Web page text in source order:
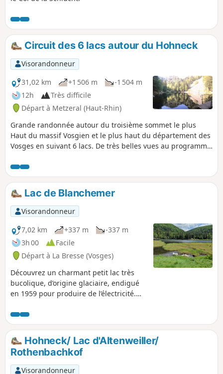
Circuit des 6 lacs autour du Hohneck
Visorandonneur
31,02 km
+1 506 m
-1 504 m
12h
Très difficile
Départ à Metzeral (Haut-Rhin)
Grande randonnée autour du troisième sommet le plus
Haut du massif Vosgien et le plus haut du département des
Vosges en suivant 6 lacs. De très belles vues au programme
clairière, alpage...). Randonnée très difficile réservée à un
public averti (longueur, durée et grand dénivelé). À ne pas
faire en hiver, privilégier fin de printemps, été et début
d'automne.
Lac de Blanchemer
Visorandonneur
7,02 km
+337 m
-337 m
3h 00
Facile
Départ à La Bresse (Vosges)
Découvrez un charmant petit lac très
bucolique, d’origine glaciaire, endigué
en 1959 pour produire de l’électricité.
paysages et apprentissages autour de la
force de l’eau.
Hohneck/ Lac d'Altenweiller/
Rothenbachkof
Visorandonneur